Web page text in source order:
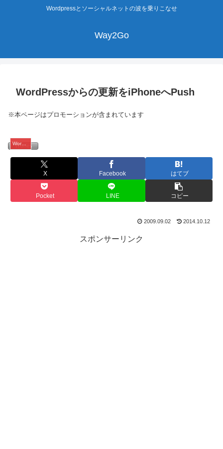
Wordpressとソーシャルネットの波を乗りこなせ
Way2Go
WordPressからの更新をiPhoneへPush
※本ページはプロモーションが含まれています
WordPress
X Facebook はてブ
Pocket LINE コピー
2009.09.02 2014.10.12
スポンサーリンク